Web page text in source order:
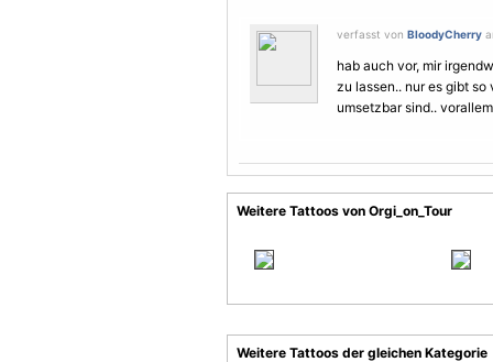
verfasst von BloodyCherry
hab auch vor, mir
zu lassen.. nur es gibt
umsetzbar sind..
Weitere Tattoos von Orgi_on_Tour
Weitere Tattoos der gleichen Kategorie